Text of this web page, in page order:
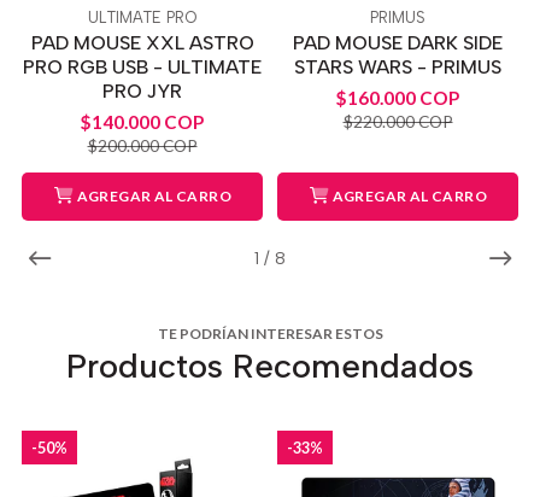
1 / 8
ULTIMATE PRO
PAD MOUSE XXL ASTRO
PRO RGB USB - ULTIMATE
PRO JYR
$140.000 COP
$200.000 COP
AGREGAR AL CARRO
PRIMUS
PAD MOUSE DARK SIDE
STARS WARS - PRIMUS
$160.000 COP
$220.000 COP
AGREGAR AL CARRO
TE PODRÍAN INTERESAR ESTOS
Productos Recomendados
-50% -33%